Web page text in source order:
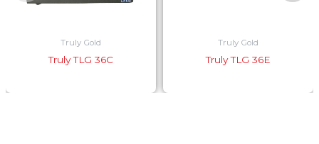
Truly Gold
Truly TLG 36C
Truly Gold
Truly TLG 36E